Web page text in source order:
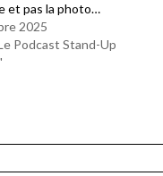
et pas la photo…
2025
Podcast Stand-Up